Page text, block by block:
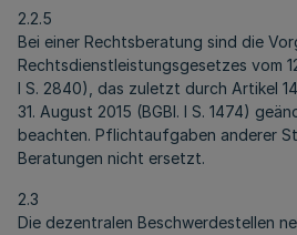
2.2.5
Bei einer Rechtsberatung sind die
Rechtsdienstleistungsgesetzes vom
I S. 2840), das zuletzt durch Artikel
31. August 2015 (BGBl. I S. 1474)
beachten. Pflichtaufgaben anderer
Beratungen nicht ersetzt.
2.3
Die dezentralen Beschwerdestellen